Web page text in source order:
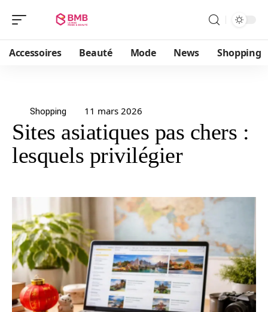
Accessoires Beauté Mode News Shopping
Shopping 11 mars 2026
Sites asiatiques pas chers :
lesquels privilégier